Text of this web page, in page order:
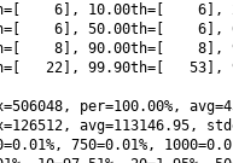
6], 10.00th=[    6],
6], 50.00th=[    6],
8], 90.00th=[    8],
22], 99.90th=[   53],
per=100.00%,
avg=113146.95,
750=0.01%,